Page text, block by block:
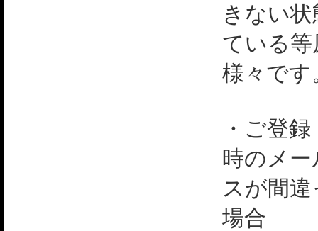
きない
ている
様々です
・ご登
時のメ
スが間
場合